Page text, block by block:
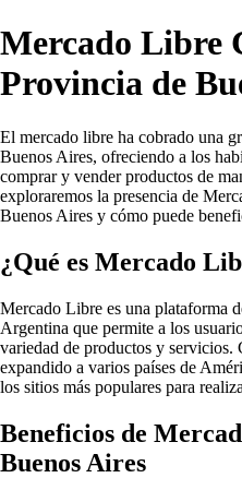
Mercado Libre
Provincia de
El mercado libre ha cobrado una
Buenos Aires, ofreciendo a los
comprar y vender productos de
exploraremos la presencia de
Buenos Aires y cómo puede
¿Qué es Mercado
Mercado Libre es una plataforma
Argentina que permite a los
variedad de productos y servicios.
expandido a varios países de
los sitios más populares para
Beneficios de
Buenos Aires